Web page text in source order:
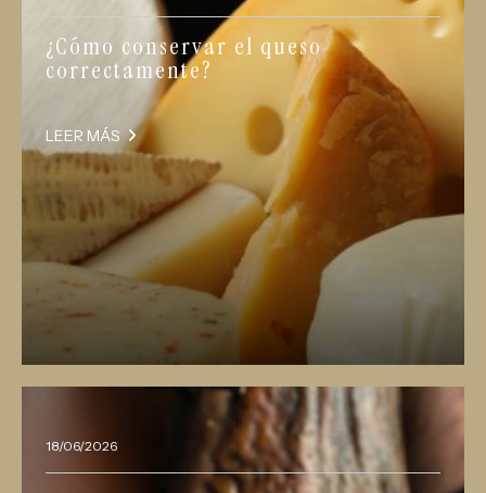
¿Cómo conservar el queso
correctamente?
LEER MÁS
18/06/2026